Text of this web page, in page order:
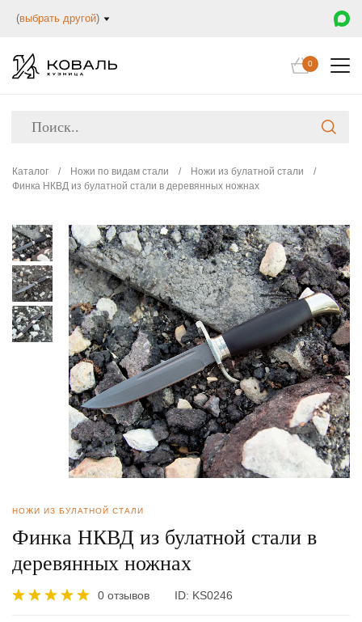
(выбрать другой)
0
Каталог / Ножи по видам стали / Ножи из булатной стали
/
Финка НКВД из булатной стали в деревянных ножнах
НОЖИ ИЗ БУЛАТНОЙ СТАЛИ
Финка НКВД из булатной стали в
деревянных ножнах
0 отзывов ID: KS0246